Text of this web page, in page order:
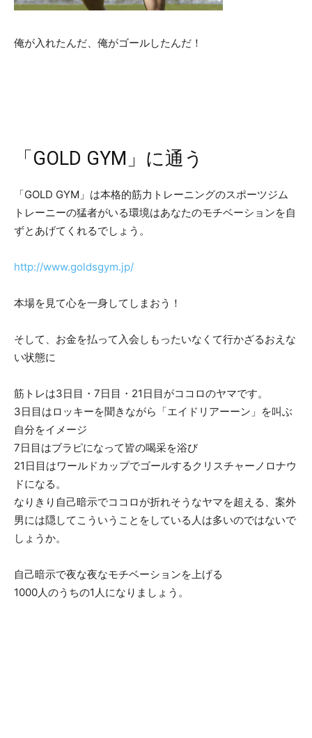
俺が入れたんだ、俺がゴールしたんだ！
「GOLD GYM」に通う
「GOLD GYM」は本格的筋力トレーニングのスポーツジム
トレーニーの猛者がいる環境はあなたのモチベーションを自
ずとあげてくれるでしょう。
http://www.goldsgym.jp/
本場を見て心を一身してしまおう！
そして、お金を払って入会しもったいなくて行かざるおえな
い状態に
筋トレは3日目・7日目・21日目がココロのヤマです。
3日目はロッキーを聞きながら「エイドリアーーン」を叫ぶ
自分をイメージ
7日目はブラピになって皆の喝采を浴び
21日目はワールドカップでゴールするクリスチャーノロナウ
ドになる。
なりきり自己暗示でココロが折れそうなヤマを超える、案外
男には隠してこういうことをしている人は多いのではないで
しょうか。
自己暗示で夜な夜なモチベーションを上げる
1000人のうちの1人になりましょう。